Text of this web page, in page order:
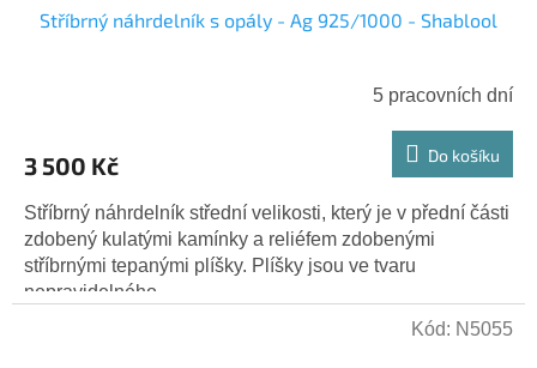
Stříbrný náhrdelník s opály - Ag 925/1000 - Shablool
5 pracovních dní
3 500 Kč Do košíku
Stříbrný náhrdelník střední velikosti, který je v přední části
zdobený kulatými kamínky a reliéfem zdobenými
stříbrnými tepanými plíšky. Plíšky jsou ve tvaru
nepravidelného...
Kód: N5055